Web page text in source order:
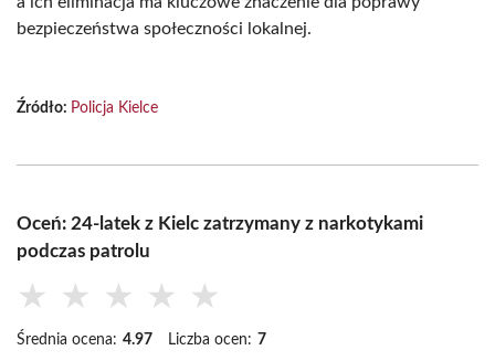
bezpieczeństwa społeczności lokalnej.
Źródło: Policja Kielce
Oceń: 24-latek z Kielc zatrzymany z narkotykami
podczas patrolu
★ ★ ★ ★ ★
Średnia ocena: 4.97 Liczba ocen: 7